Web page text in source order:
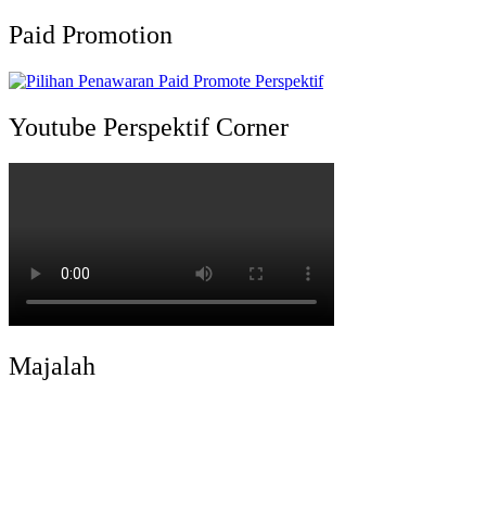
Paid Promotion
Youtube Perspektif Corner
Majalah